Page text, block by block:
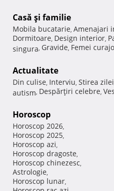
Casă şi familie
Mobila bucatarie, Amenajari
Dormitoare, Design interior,
singura, Gravide, Femei
Actualitate
Din culise, Interviu, Stirea zilei
autism, Despărţiri celebre,
Horoscop
Horoscop 2026,
Horoscop 2025,
Horoscop azi,
Horoscop dragoste,
Horoscop chinezesc,
Astrologie,
Horoscop lunar,